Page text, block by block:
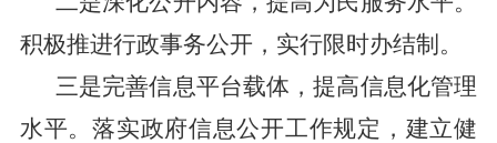
积极推进行政事务公开，实行限时办结制。
三是完善信息平台载体，提高信息化管理
水平。落实政府信息公开工作规定，建立健